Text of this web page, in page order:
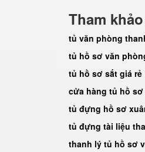
Tham
tủ văn phòng
tủ hồ sơ văn
tủ hồ sơ sắt giá rẻ
cửa hàng tủ hồ
tủ đựng hồ sơ
tủ đựng tài liệu
thanh lý tủ hồ sơ